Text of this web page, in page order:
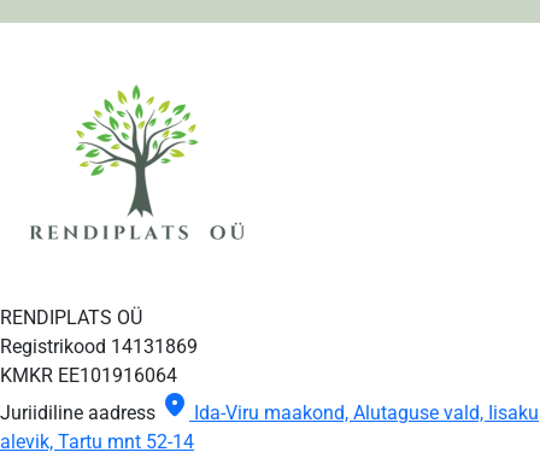
RENDIPLATS OÜ
Registrikood 14131869
KMKR EE101916064
Juriidiline aadress location_on Ida-Viru maakond, Alutaguse vald, Iisaku
alevik, Tartu mnt 52-14